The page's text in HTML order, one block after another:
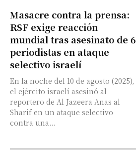
Masacre contra la prensa:
RSF exige reacción
mundial tras asesinato de 6
periodistas en ataque
selectivo israelí
En la noche del 10 de agosto (2025),
el ejército israelí asesinó al
reportero de Al Jazeera Anas al
Sharif en un ataque selectivo
contra una...